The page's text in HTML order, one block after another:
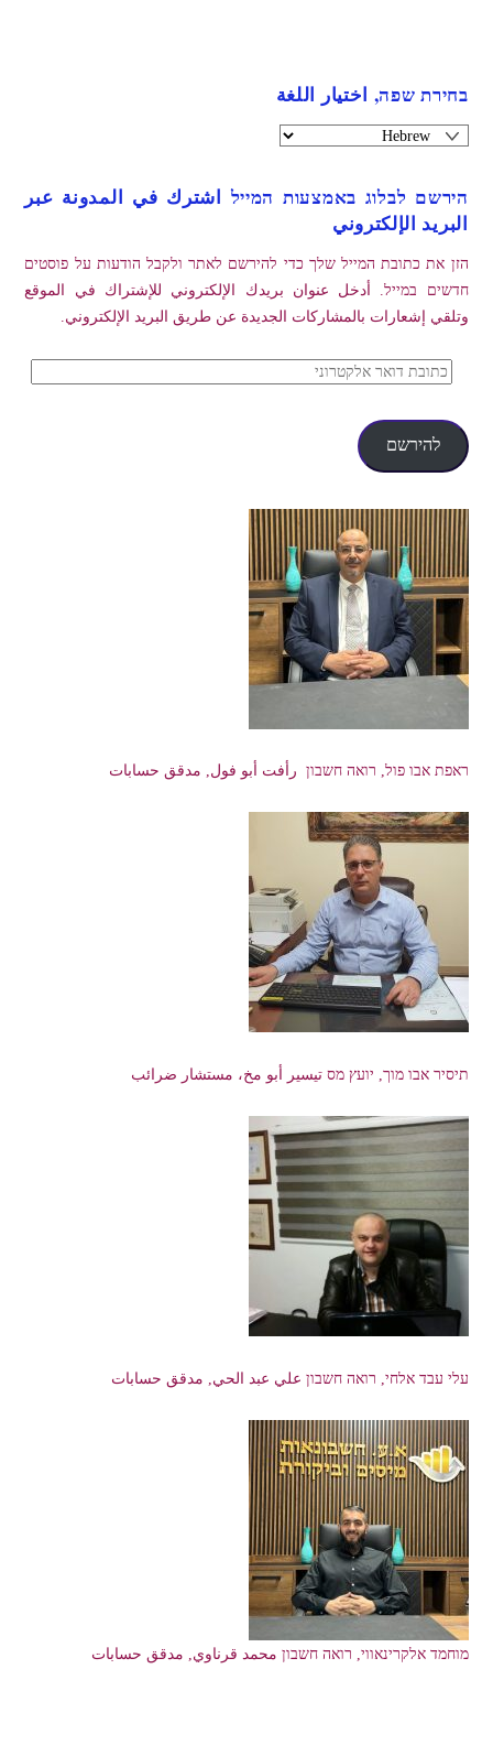
בחירת שפה, اختيار اللغة
הירשם לבלוג באמצעות המייל اشترك في المدونة عبر
البريد الإلكتروني
הזן את כתובת המייל שלך כדי להירשם לאתר ולקבל הודעות על פוסטים
חדשים במייל. أدخل عنوان بريدك الإلكتروني للإشتراك في الموقع
وتلقي إشعارات بالمشاركات الجديدة عن طريق البريد الإلكتروني.
כתובת
אלקטרוני
להירשם
ראפת אבו פול, רואה חשבון رأفت أبو فول, مدقق حسابات
תיסיר אבו מוך, יועץ מס تيسير أبو مخ، مستشار ضرائب
עלי עבד אלחי, רואה חשבון علي عبد الحي, مدقق حسابات
מוחמד אלקרינאווי, רואה חשבון محمد قرناوي, مدقق حسابات